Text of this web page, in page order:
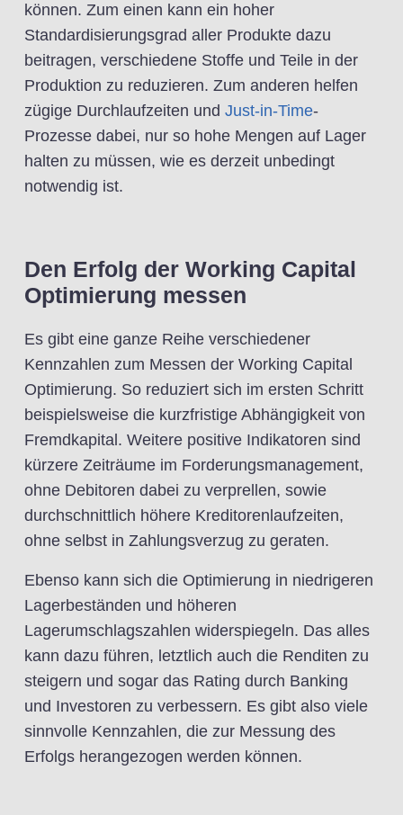
können. Zum einen kann ein hoher
Standardisierungsgrad aller Produkte dazu
beitragen, verschiedene Stoffe und Teile in der
Produktion zu reduzieren. Zum anderen helfen
zügige Durchlaufzeiten und Just-in-Time-
Prozesse dabei, nur so hohe Mengen auf Lager
halten zu müssen, wie es derzeit unbedingt
notwendig ist.
Den Erfolg der Working Capital
Optimierung messen
Es gibt eine ganze Reihe verschiedener
Kennzahlen zum Messen der Working Capital
Optimierung. So reduziert sich im ersten Schritt
beispielsweise die kurzfristige Abhängigkeit von
Fremdkapital. Weitere positive Indikatoren sind
kürzere Zeiträume im Forderungsmanagement,
ohne Debitoren dabei zu verprellen, sowie
durchschnittlich höhere Kreditorenlaufzeiten,
ohne selbst in Zahlungsverzug zu geraten.
Ebenso kann sich die Optimierung in niedrigeren
Lagerbeständen und höheren
Lagerumschlagszahlen widerspiegeln. Das alles
kann dazu führen, letztlich auch die Renditen zu
steigern und sogar das Rating durch Banking
und Investoren zu verbessern. Es gibt also viele
sinnvolle Kennzahlen, die zur Messung des
Erfolgs herangezogen werden können.